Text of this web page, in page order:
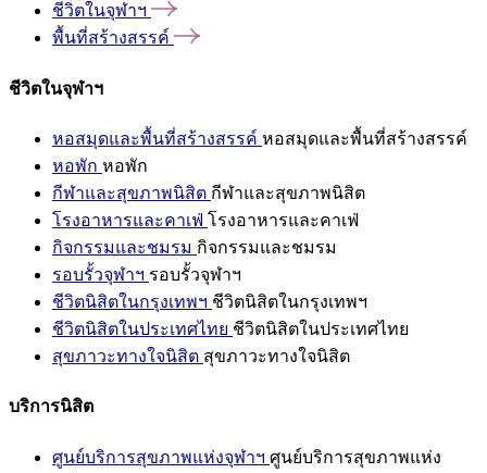
ชีวิตในจุฬาฯ
พื้นที่สร้างสรรค์
ชีวิตในจุฬาฯ
หอสมุดและพื้นที่สร้างสรรค์ หอสมุดและพื้นที่สร้างสรรค์
หอพัก หอพัก
กีฬาและสุขภาพนิสิต กีฬาและสุขภาพนิสิต
โรงอาหารและคาเฟ่ โรงอาหารและคาเฟ่
กิจกรรมและชมรม กิจกรรมและชมรม
รอบรั้วจุฬาฯ รอบรั้วจุฬาฯ
ชีวิตนิสิตในกรุงเทพฯ ชีวิตนิสิตในกรุงเทพฯ
ชีวิตนิสิตในประเทศไทย ชีวิตนิสิตในประเทศไทย
สุขภาวะทางใจนิสิต สุขภาวะทางใจนิสิต
บริการนิสิต
ศูนย์บริการสุขภาพแห่งจุฬาฯ ศูนย์บริการสุขภาพแห่ง